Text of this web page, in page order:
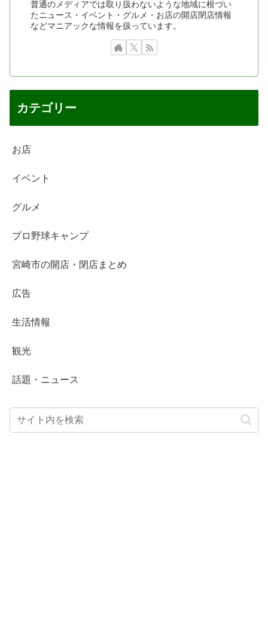
普通のメディアでは取り扱わないような地域に根づい
たニュース・イベント・グルメ・お店の開店閉店情報
などマニアックな情報を扱っています。
カテゴリー
お店
イベント
グルメ
プロ野球キャンプ
宮崎市の開店・閉店まとめ
広告
生活情報
観光
話題・ニュース